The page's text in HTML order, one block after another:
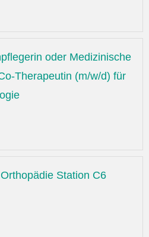
oder Medizinische
Therapeutin (m/w/d) für
Station C6